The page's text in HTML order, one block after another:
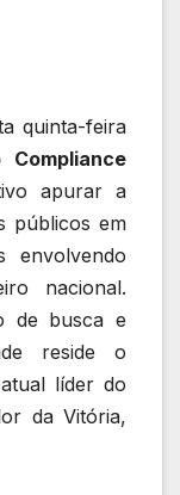
quinta-feira
apurar a
públicos em
envolvendo
nacional.
de busca e
reside o
líder do
da Vitória,